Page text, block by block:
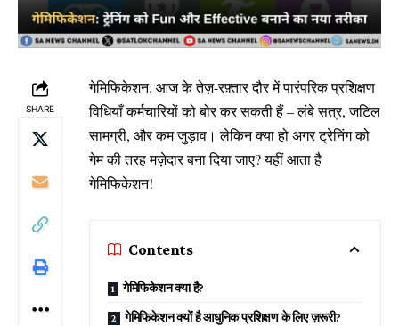
SHARE
गेमिफिकेशन: आज के तेज़-रफ़्तार दौर में पारंपरिक प्रशिक्षण
विधियाँ कर्मचारियों को बोर कर सकती हैं – लंबे सत्र, जटिल
सामग्री, और कम जुड़ाव। लेकिन क्या हो अगर ट्रेनिंग को
गेम की तरह मज़ेदार बना दिया जाए? यहीं आता है
गेमिफिकेशन!
Contents
गेमिफिकेशन क्या है?
गेमिफिकेशन क्यों है आधुनिक प्रशिक्षण के लिए ज़रूरी?